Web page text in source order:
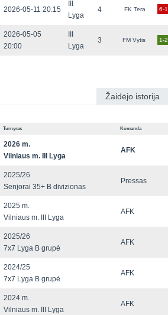
2026-05-11 20:15
Lyga
4 FK Tera 6-1
2026-05-05
20:00
Lyga
3 FM Vytis 1-2
Žaidėjo istorija
Turnyras Komanda
2026 m.
Vilniaus m. III Lyga
AFK
2025/26
Senjorai 35+ B divizionas
Pressas
2025 m.
Vilniaus m. III Lyga
AFK
2025/26
7x7 Lyga B grupė
AFK
2024/25
7x7 Lyga B grupė
AFK
2024 m.
Vilniaus m. III Lyga
AFK